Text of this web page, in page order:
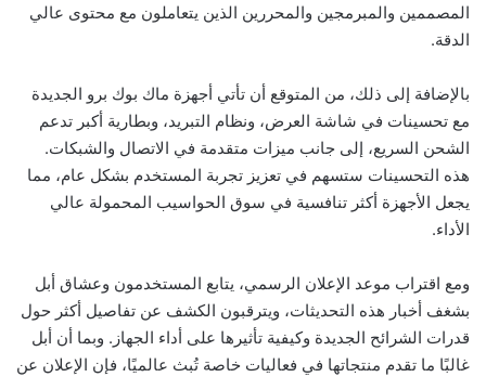
المصممين والمبرمجين والمحررين الذين يتعاملون مع محتوى عالي
الدقة.
بالإضافة إلى ذلك، من المتوقع أن تأتي أجهزة ماك بوك برو الجديدة
مع تحسينات في شاشة العرض، ونظام التبريد، وبطارية أكبر تدعم
الشحن السريع، إلى جانب ميزات متقدمة في الاتصال والشبكات.
هذه التحسينات ستسهم في تعزيز تجربة المستخدم بشكل عام، مما
يجعل الأجهزة أكثر تنافسية في سوق الحواسيب المحمولة عالي
الأداء.
ومع اقتراب موعد الإعلان الرسمي، يتابع المستخدمون وعشاق أبل
بشغف أخبار هذه التحديثات، ويترقبون الكشف عن تفاصيل أكثر حول
قدرات الشرائح الجديدة وكيفية تأثيرها على أداء الجهاز. وبما أن أبل
غالبًا ما تقدم منتجاتها في فعاليات خاصة تُبث عالميًا، فإن الإعلان عن